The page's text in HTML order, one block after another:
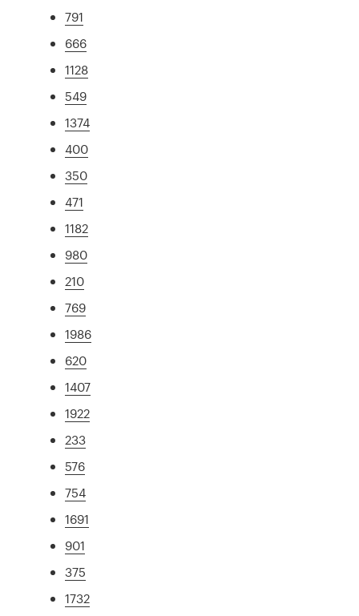
791
666
1128
549
1374
400
350
471
1182
980
210
769
1986
620
1407
1922
233
576
754
1691
901
375
1732